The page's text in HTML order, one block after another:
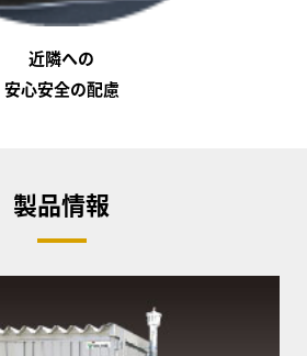
近隣への
安心安全の配慮
製品情報